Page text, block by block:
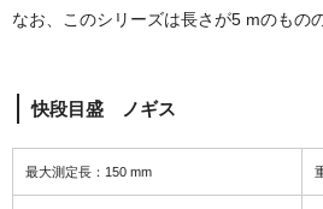
なお、このシリーズは長さが5 mのもの
快段目盛 ノギス
最大測定長：150 mm